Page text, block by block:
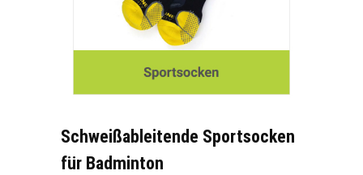
Schweißableitende Sportsocken
für Badminton